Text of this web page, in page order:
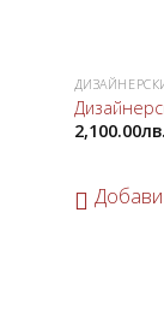
2,100.00лв.